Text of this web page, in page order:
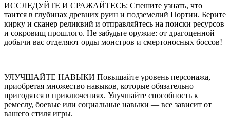
ИССЛЕДУЙТЕ И СРАЖАЙТЕСЬ: Спешите узнать, что
таится в глубинах древних руин и подземелий Портии. Берите
кирку и сканер реликвий и отправляйтесь на поиски ресурсов
и сокровищ прошлого. Не забудьте оружие: от драгоценной
добычи вас отделяют орды монстров и смертоносных боссов!
УЛУЧШАЙТЕ НАВЫКИ Повышайте уровень персонажа,
приобретая множество навыков, которые обязательно
пригодятся в приключениях. Улучшайте способность к
ремеслу, боевые или социальные навыки — все зависит от
вашего стиля игры.